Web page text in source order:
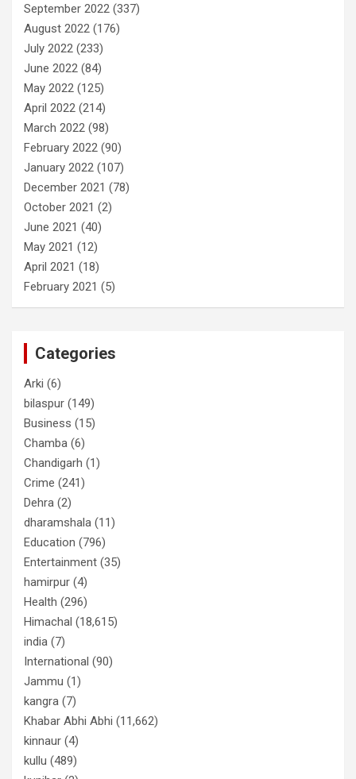
September 2022 (337)
August 2022 (176)
July 2022 (233)
June 2022 (84)
May 2022 (125)
April 2022 (214)
March 2022 (98)
February 2022 (90)
January 2022 (107)
December 2021 (78)
October 2021 (2)
June 2021 (40)
May 2021 (12)
April 2021 (18)
February 2021 (5)
Categories
Arki (6)
bilaspur (149)
Business (15)
Chamba (6)
Chandigarh (1)
Crime (241)
Dehra (2)
dharamshala (11)
Education (796)
Entertainment (35)
hamirpur (4)
Health (296)
Himachal (18,615)
india (7)
International (90)
Jammu (1)
kangra (7)
Khabar Abhi Abhi (11,662)
kinnaur (4)
kullu (489)